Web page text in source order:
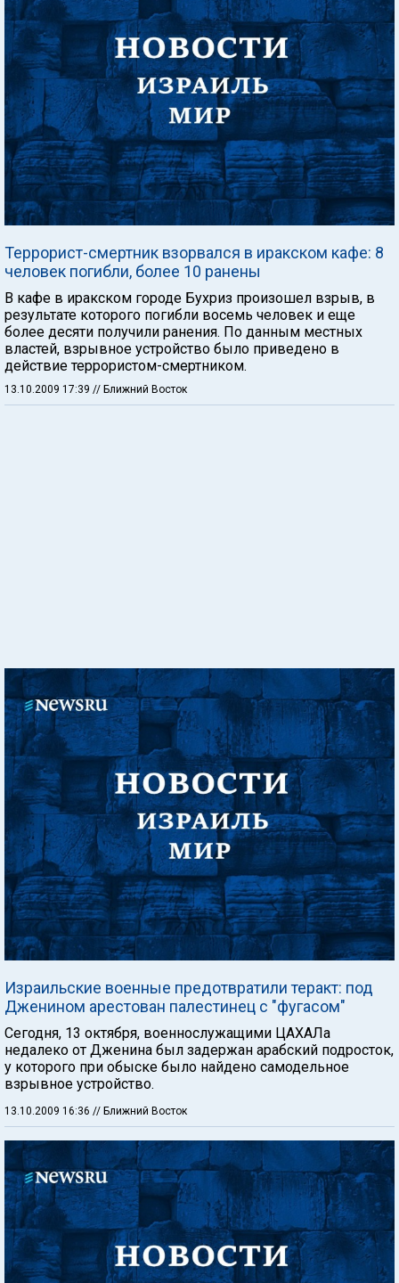
Террорист-смертник взорвался в иракском кафе: 8
человек погибли, более 10 ранены
В кафе в иракском городе Бухриз произошел взрыв, в
результате которого погибли восемь человек и еще
более десяти получили ранения. По данным местных
властей, взрывное устройство было приведено в
действие террористом-смертником.
13.10.2009 17:39 // Ближний Восток
Израильские военные предотвратили теракт: под
Дженином арестован палестинец с "фугасом"
Сегодня, 13 октября, военнослужащими ЦАХАЛа
недалеко от Дженина был задержан арабский подросток,
у которого при обыске было найдено самодельное
взрывное устройство.
13.10.2009 16:36 // Ближний Восток